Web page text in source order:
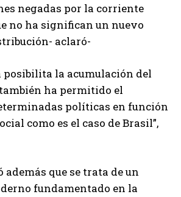
negadas por la corriente
no ha significan un nuevo
aclaró-
posibilita la acumulación del
ha permitido el
políticas en función
como es el caso de Brasil”,
además que se trata de un
fundamentado en la